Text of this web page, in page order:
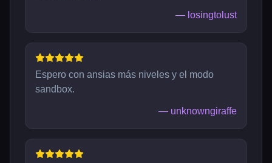
— losingtolust
Espero con ansias más niveles y el modo
sandbox.
— unknowngiraffe